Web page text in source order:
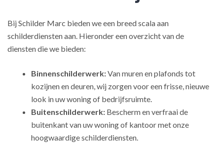
Bij Schilder Marc bieden we een breed scala aan
schilderdiensten aan. Hieronder een overzicht van de
diensten die we bieden:
Binnenschilderwerk:Van muren en plafonds tot
kozijnen en deuren, wij zorgen voor een frisse, nieuwe
look in uw woning of bedrijfsruimte.
Buitenschilderwerk: Bescherm en verfraai de
buitenkant van uw woning of kantoor met onze
hoogwaardige schilderdiensten.